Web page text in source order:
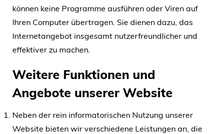
können keine Programme ausführen oder Viren auf
Ihren Computer übertragen. Sie dienen dazu, das
Internetangebot insgesamt nutzerfreundlicher und
effektiver zu machen.
Weitere Funktionen und
Angebote unserer Website
Neben der rein informatorischen Nutzung unserer
Website bieten wir verschiedene Leistungen an, die